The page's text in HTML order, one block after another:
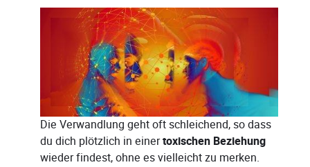
Die Verwandlung geht oft schleichend, so dass
du dich plötzlich in einertoxischen Beziehung
wieder findest, ohne es vielleicht zu merken.